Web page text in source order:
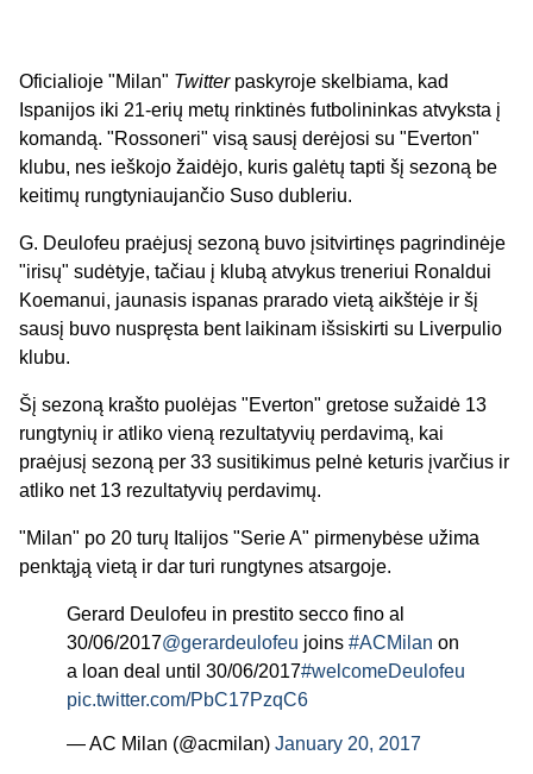
Oficialioje "Milan" Twitterpaskyroje skelbiama, kad
Ispanijos iki 21-erių metų rinktinės futbolininkas atvyksta į
komandą. "Rossoneri" visą sausį derėjosi su "Everton"
klubu, nes ieškojo žaidėjo, kuris galėtų tapti šį sezoną be
keitimų rungtyniaujančio Suso dubleriu.
G. Deulofeu praėjusį sezoną buvo įsitvirtinęs pagrindinėje
"irisų" sudėtyje, tačiau į klubą atvykus treneriui Ronaldui
Koemanui, jaunasis ispanas prarado vietą aikštėje ir šį
sausį buvo nuspręsta bent laikinam išsiskirti su Liverpulio
klubu.
Šį sezoną krašto puolėjas "Everton" gretose sužaidė 13
rungtynių ir atliko vieną rezultatyvių perdavimą, kai
praėjusį sezoną per 33 susitikimus pelnė keturis įvarčius ir
atliko net 13 rezultatyvių perdavimų.
"Milan" po 20 turų Italijos "Serie A" pirmenybėse užima
penktąją vietą ir dar turi rungtynes atsargoje.
Gerard Deulofeu in prestito secco fino al
30/06/2017@gerardeulofeu joins #ACMilan on
a loan deal until 30/06/2017#welcomeDeulofeu
pic.twitter.com/PbC17PzqC6
— AC Milan (@acmilan) January 20, 2017